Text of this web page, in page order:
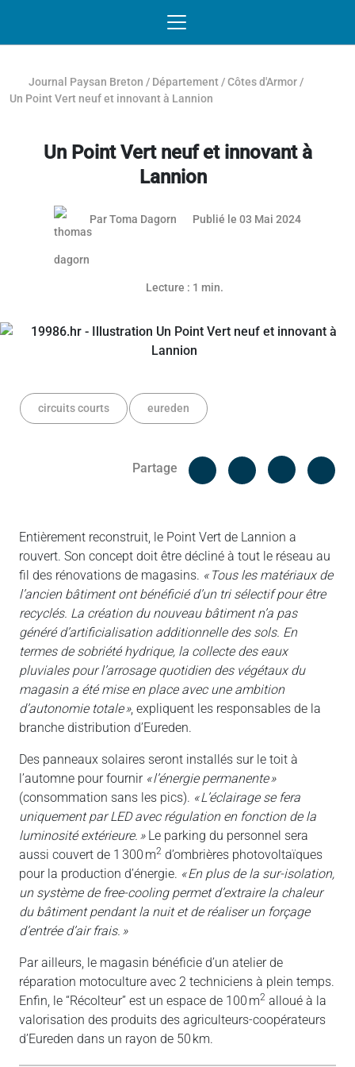
Journal Paysan Breton / Département /Côtes d'Armor /
Un Point Vert neuf et innovant à Lannion
Un Point Vert neuf et innovant à
Lannion
ParToma Dagorn Publié le 03 Mai 202402 mai
Lecture : 1 min.
circuits courts eureden
Partage
Facebook
Entièrement reconstruit, le Point Vert de Lannion a
rouvert. Son concept doit être décliné à tout le réseau au
fil des rénovations de magasins. « Tous les matériaux de
l’ancien bâtiment ont bénéficié d’un tri sélectif pour être
recyclés. La création du nouveau bâtiment n’a pas
généré d’artificialisation additionnelle des sols. En
termes de sobriété hydrique, la collecte des eaux
pluviales pour l’arrosage quotidien des végétaux du
magasin a été mise en place avec une ambition
d’autonomie totale », expliquent les responsables de la
branche distribution d’Eureden.
Des panneaux solaires seront installés sur le toit à
l’automne pour fournir « l’énergie permanente »
(consommation sans les pics). « L’éclairage se fera
uniquement par LED avec régulation en fonction de la
luminosité extérieure. »Le parking du personnel sera
aussi couvert de 1 300 m2 d’ombrières photovoltaïques
pour la production d’énergie. « En plus de la sur-isolation,
un système de free-cooling permet d’extraire la chaleur
du bâtiment pendant la nuit et de réaliser un forçage
d’entrée d’air frais. »
Par ailleurs, le magasin bénéficie d’un atelier de
réparation motoculture avec 2 techniciens à plein temps.
Enfin, le “Récolteur” est un espace de 100 m2 alloué à la
valorisation des produits des agriculteurs-coopérateurs
d’Eureden dans un rayon de 50 km.